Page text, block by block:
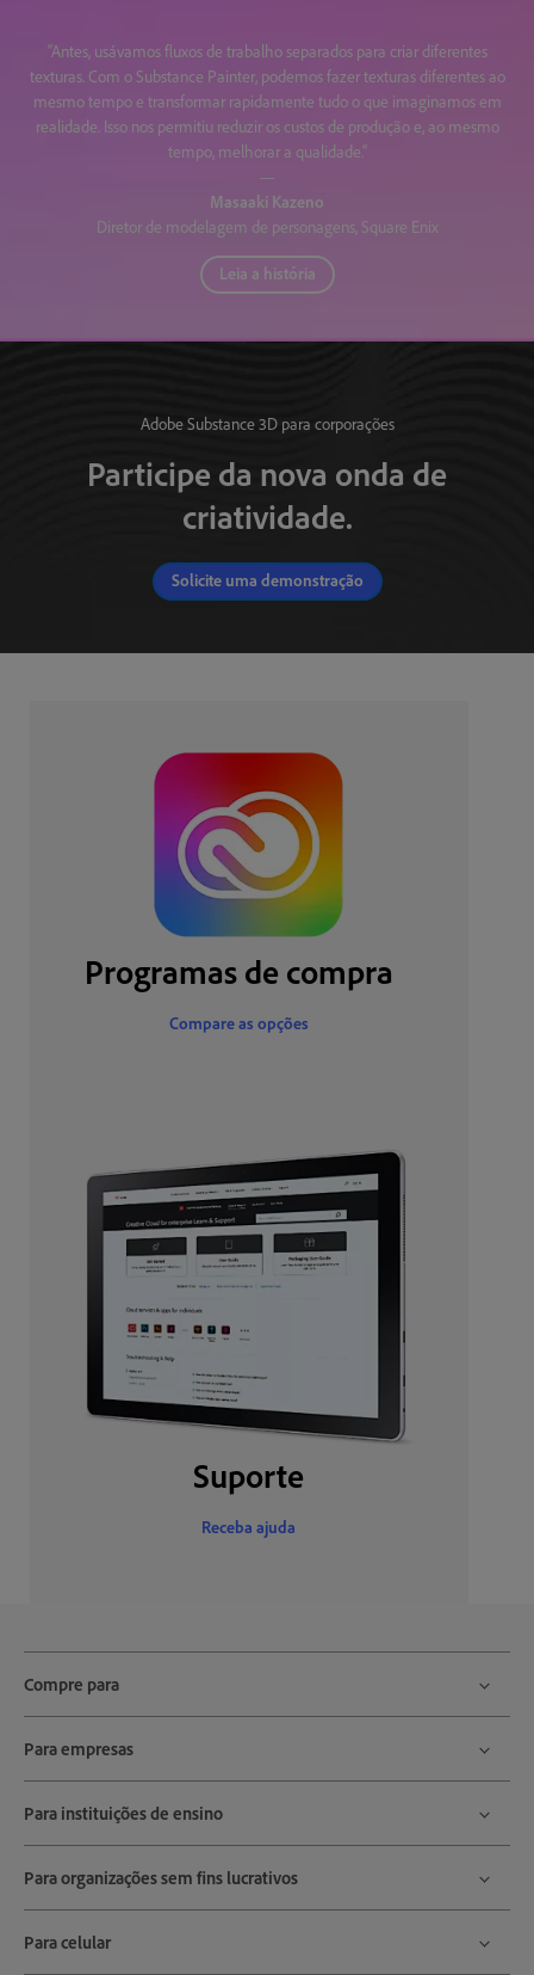
“Antes, usávamos fluxos de trabalho separados para criar diferentes
texturas. Com o Substance Painter, podemos fazer texturas diferentes ao
mesmo tempo e transformar rapidamente tudo o que imaginamos em
realidade. Isso nos permitiu reduzir os custos de produção e, ao mesmo
tempo, melhorar a qualidade.“
—
Masaaki Kazeno
Diretor de modelagem de personagens, Square Enix
Leia a história
Adobe Substance 3D para corporações
Participe da nova onda de
criatividade.
Solicite uma demonstração
Programas de compra
Compare as opções
Suporte
Receba ajuda
Compre para
Para empresas
Para instituições de ensino
Para organizações sem fins lucrativos
Para celular